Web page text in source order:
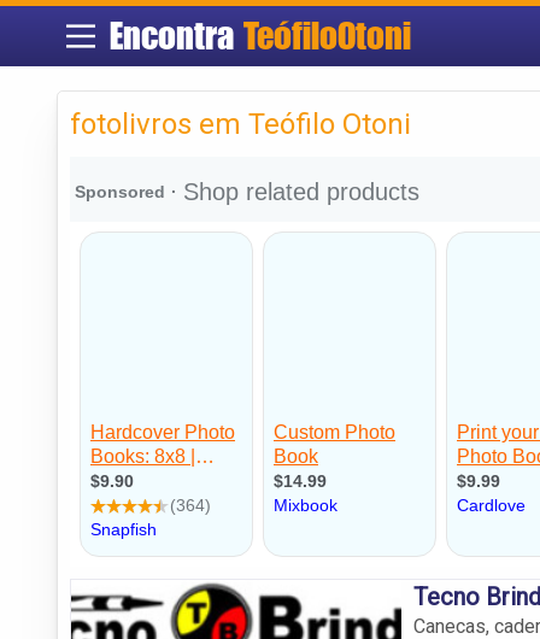
Encontra TeófiloOtoni
fotolivros em Teófilo Otoni
Tecno
Canecas,